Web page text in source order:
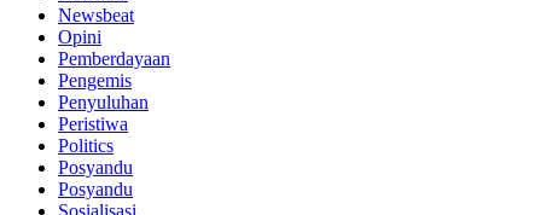
Newsbeat
Opini
Pemberdayaan
Pengemis
Penyuluhan
Peristiwa
Politics
Posyandu
Posyandu